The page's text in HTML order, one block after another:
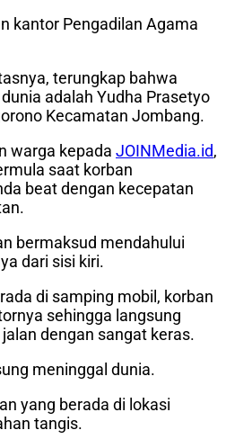
kantor Pengadilan Agama
terungkap bahwa
adalah Yudha Prasetyo
Kecamatan Jombang.
warga kepada JOINMedia.id,
saat korban
beat dengan kecepatan
bermaksud mendahului
dari sisi kiri.
di samping mobil, korban
sehingga langsung
dengan sangat keras.
meninggal dunia.
yang berada di lokasi
tangis.